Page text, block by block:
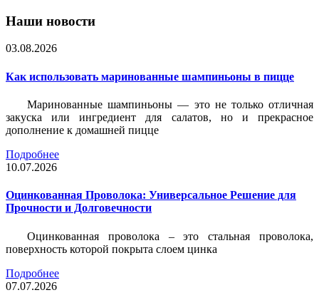
Наши новости
03.08.2026
Как использовать маринованные шампиньоны в пицце
Маринованные шампиньоны — это не только отличная
закуска или ингредиент для салатов, но и прекрасное
дополнение к домашней пицце
Подробнее
10.07.2026
Оцинкованная Проволока: Универсальное Решение для
Прочности и Долговечности
Оцинкованная проволока – это стальная проволока,
поверхность которой покрыта слоем цинка
Подробнее
07.07.2026